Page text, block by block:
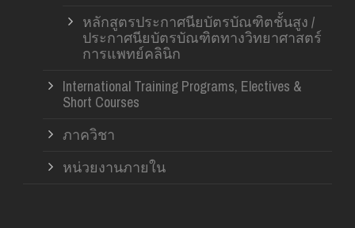
หลักสูตรประกาศนียบัตรบัณฑิตชั้นสูง /
ประกาศนียบัตรบัณฑิตทางวิทยาศาสตร์
การแพทย์คลินิก
International Training Programs, Electives &
Short Courses
ภาควิชา
หน่วยงานภายใน